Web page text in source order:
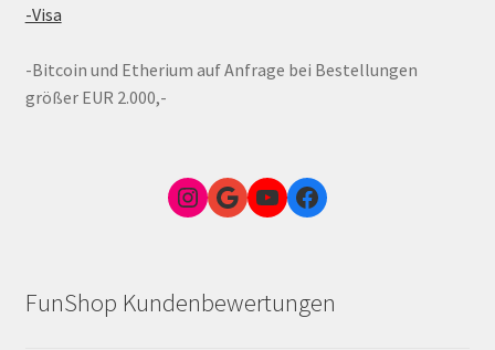
-Visa
-Bitcoin und Etherium auf Anfrage bei Bestellungen
größer EUR 2.000,-
Instagram
Google Link zum FunShop WienYouTubeFacebook
FunShop Kundenbewertungen